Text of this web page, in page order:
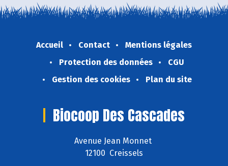
Accueil Contact
Mentions légales
Protection des données
CGU
Gestion des cookies
Plan du site
Biocoop Des Cascades
Avenue Jean Monnet
12100 Creissels